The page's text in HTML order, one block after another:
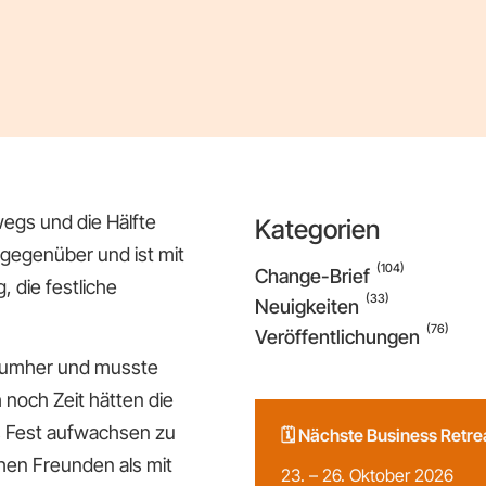
und die Hälfte
und ist mit
die festliche
und musste
noch Zeit hätten die
aufwachsen zu
Freunden als mit
Kategorien
Change-Brief (104)
Neuigkeiten (33)
Veröffentlichungen (76)
🗓️ Nächste Business
23. – 26. Oktober 2026